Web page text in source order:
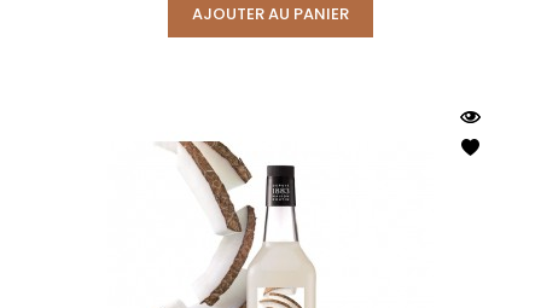
AJOUTER AU PANIER